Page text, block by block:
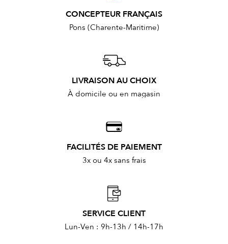
CONCEPTEUR FRANÇAIS
Pons (Charente-Maritime)
LIVRAISON AU CHOIX
À domicile ou en magasin
FACILITÉS DE PAIEMENT
3x ou 4x sans frais
SERVICE CLIENT
Lun-Ven : 9h-13h / 14h-17h